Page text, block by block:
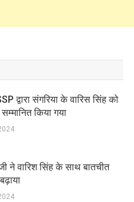
द्वारा संगरिया के वारिस सिंह को
किया गया
ने वारिश सिंह के साथ बातचीत